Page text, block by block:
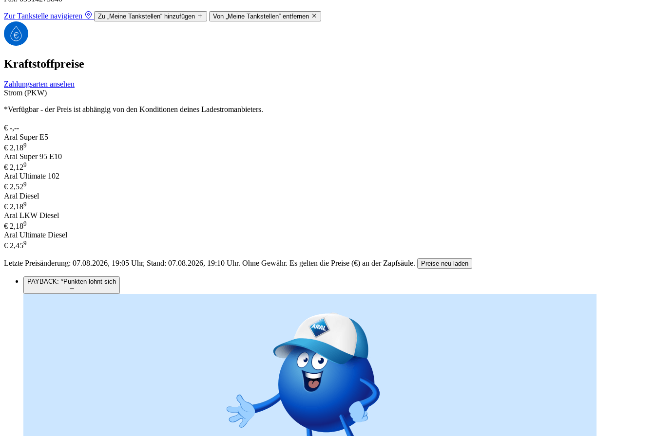
Zur Tankstelle navigieren Zu „Meine Tankstellen“ hinzufügen Von „Meine Tankstellen“ entfernen
Kraftstoffpreise
Zahlungsarten ansehen
Strom (PKW)
*Verfügbar - der Preis ist abhängig von den Konditionen deines Ladestromanbieters.
€ -,--
Aral Super E5
€ 2,189
Aral Super 95 E10
€ 2,129
Aral Ultimate 102
€ 2,529
Aral Diesel
€ 2,189
Aral LKW Diesel
€ 2,189
Aral Ultimate Diesel
€ 2,459
Letzte Preisänderung: 07.08.2026, 19:05 Uhr, Stand: 07.08.2026, 19:10 Uhr. Ohne Gewähr. Es gelten die Preise (€) an der Zapfsäule. Preise neu laden
PAYBACK: °Punkten lohnt sich